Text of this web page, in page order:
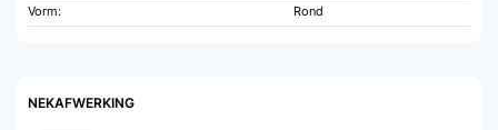
Vorm:
Rond
NEKAFWERKING